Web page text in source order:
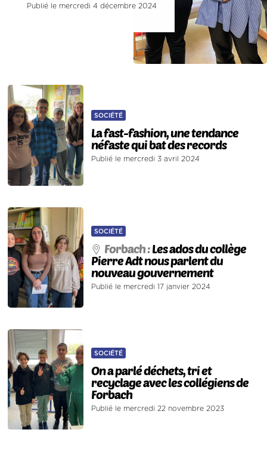
Publié le mercredi 4 décembre 2024
SOCIÉTÉ
La fast-fashion, une tendance
néfaste qui bat des records
Publié le mercredi 3 avril 2024
SOCIÉTÉ
Forbach :Les ados du collège
Pierre Adt nous parlent du
nouveau gouvernement
Publié le mercredi 17 janvier 2024
SOCIÉTÉ
On a parlé déchets, tri et
recyclage avec les collégiens de
Forbach
Publié le mercredi 22 novembre 2023